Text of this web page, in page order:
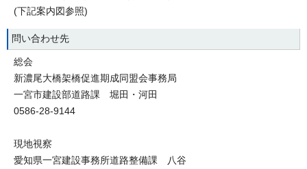
(下記案内図参照)
問い合わせ先
総会
新濃尾大橋架橋促進期成同盟会事務局
一宮市建設部道路課 堀田・河田
0586-28-9144
現地視察
愛知県一宮建設事務所道路整備課 八谷